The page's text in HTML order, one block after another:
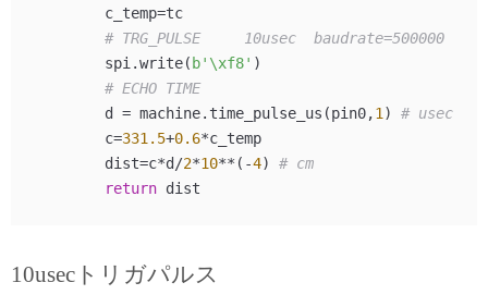
        c_temp=tc
# TRG_PULSE     10usec  baudrate=500000
        spi.write(
b'\xf8' )
# ECHO TIME
        d = machine.time_pulse_us(pin0,
1 ) # usec
        c=
331.5+0.6*c_temp
        dist=c*d/
2*10**(-4) # cm
return
10usecトリガパルス